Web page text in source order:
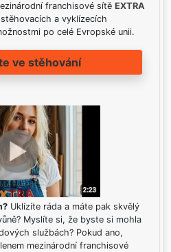
franchisové sítě EXTRA
a vyklízecích
po celé Evropské unii.
ve stěhování
Uklízíte ráda a máte pak skvělý
Myslíte si, že byste si mohla
službách? Pokud ano,
mezinárodní franchisové